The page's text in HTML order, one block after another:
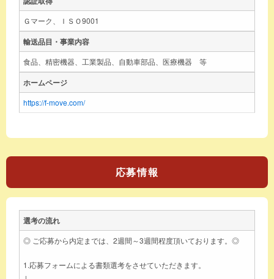
Ｇマーク、ＩＳＯ9001
輸送品目・事業内容
食品、精密機器、工業製品、自動車部品、医療機器 等
ホームページ
https://f-move.com/
応募情報
選考の流れ
◎ ご応募から内定までは、2週間～3週間程度頂いております。◎
1.応募フォームによる書類選考をさせていただきます。
↓